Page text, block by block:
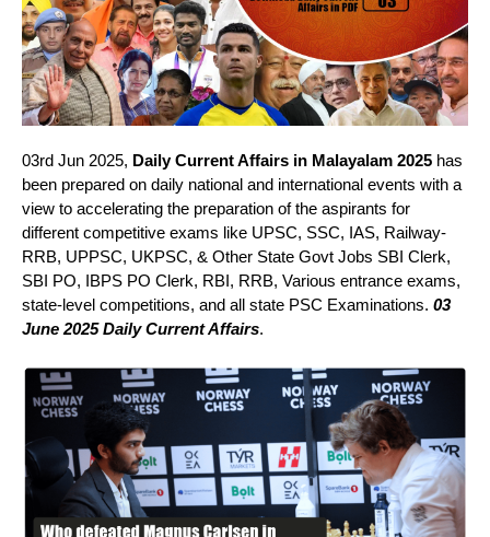
03rd Jun 2025, Daily Current Affairs in Malayalam 2025 has
been prepared on daily national and international events with a
view to accelerating the preparation of the aspirants for
different competitive exams like UPSC, SSC, IAS, Railway-
RRB, UPPSC, UKPSC, & Other State Govt Jobs SBI Clerk,
SBI PO, IBPS PO Clerk, RBI, RRB, Various entrance exams,
state-level competitions, and all state PSC Examinations. 03
June 2025 Daily Current Affairs.